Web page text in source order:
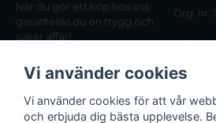
När du gör ett köp hos oss
garanteras du en trygg och
säker affär!
Org. nr:
Tel:
Email:
Vi använder cookies
Vi använder cookies för att vår
och erbjuda dig bästa upplevelse.